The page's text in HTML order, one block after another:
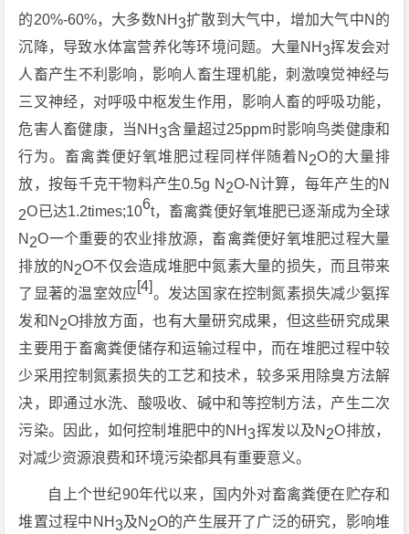
的20%-60%，大多数NH3扩散到大气中，增加大气中N的
沉降，导致水体富营养化等环境问题。大量NH3挥发会对
人畜产生不利影响，影响人畜生理机能，刺激嗅觉神经与
三叉神经，对呼吸中枢发生作用，影响人畜的呼吸功能，
危害人畜健康，当NH3含量超过25ppm时影响鸟类健康和
行为。畜禽粪便好氧堆肥过程同样伴随着N 2O的大量排
放，按每千克干物料产生0.5g N 2O-N计算，每年产生的N
2O已达1.2times;106t，畜禽粪便好氧堆肥已逐渐成为全球
N 2O一个重要的农业排放源，畜禽粪便好氧堆肥过程大量
排放的N 2O不仅会造成堆肥中氮素大量的损失，而且带来
了显著的温室效应[4]。发达国家在控制氮素损失减少氨挥
发和N 2O排放方面，也有大量研究成果，但这些研究成果
主要用于畜禽粪便储存和运输过程中，而在堆肥过程中较
少采用控制氮素损失的工艺和技术，较多采用除臭方法解
决，即通过水洗、酸吸收、碱中和等控制方法，产生二次
污染。因此，如何控制堆肥中的NH 3挥发以及N 2O排放，
对减少资源浪费和环境污染都具有重要意义。
自上个世纪90年代以来，国内外对畜禽粪便在贮存和
堆置过程中NH3及N 2O的产生展开了广泛的研究，影响堆